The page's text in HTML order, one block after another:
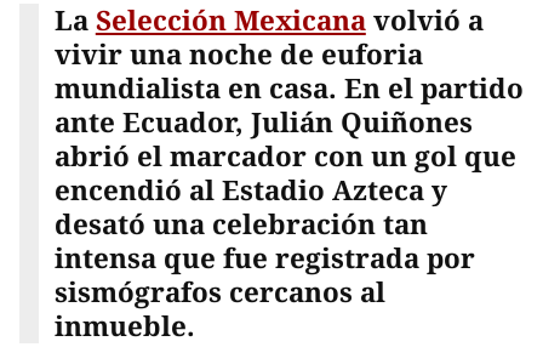
LaSelección Mexicanavolvió a
vivir una noche de euforia
mundialista en casa. En el partido
ante Ecuador, Julián Quiñones
abrió el marcador con un gol que
encendió al Estadio Azteca y
desató una celebración tan
intensa que fue registrada por
sismógrafos cercanos al
inmueble.